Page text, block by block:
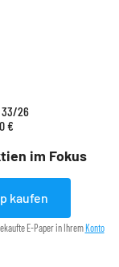
im Fokus
33/26
€
kaufen
E-Paper in IhremKonto